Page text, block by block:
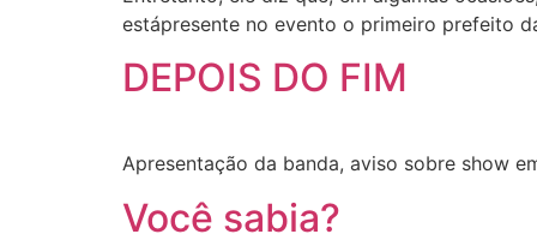
estápresente no evento o primeiro prefeito
DEPOIS DO FIM
Apresentação da banda, aviso sobre show
Você sabia?